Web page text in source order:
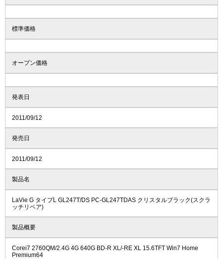
標準価格
オープン価格
発表日
2011/09/12
発売日
2011/09/12
製品名
LaVie G タイプL GL247T/DS PC-GL247TDAS クリスタルブラック(スクラ
ッチリペア)
製品概要
Corei7 2760QM/2.4G 4G 640G BD-R XL/-RE XL 15.6TFT Win7 Home
Premium64